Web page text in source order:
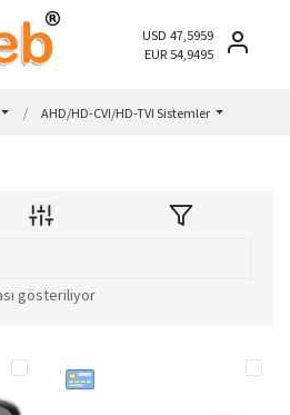
USD 47,5959
EUR 54,9495
AHD/HD-CVI/HD-TVI Sistemler
gösteriliyor